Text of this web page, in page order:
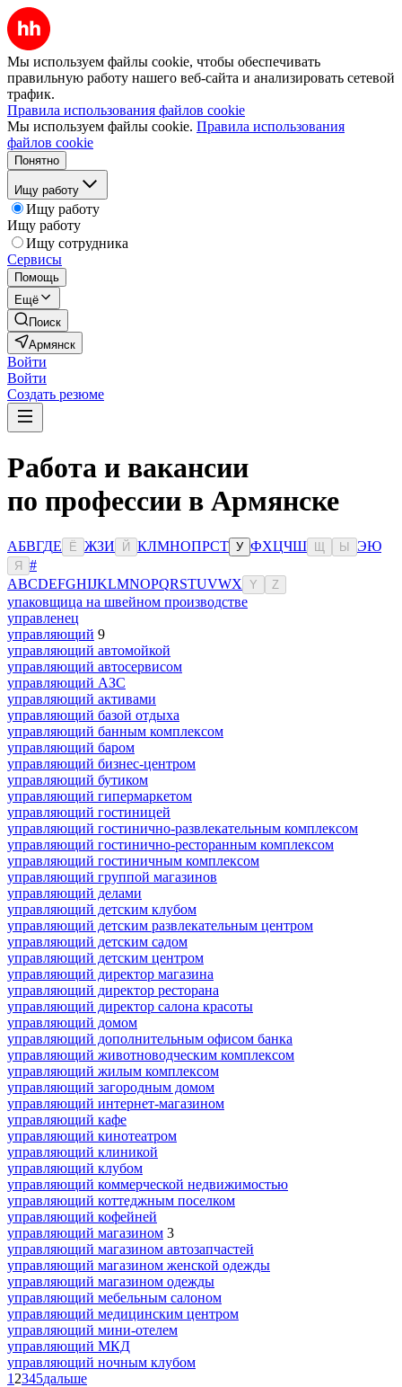
Мы используем файлы cookie, чтобы обеспечивать
правильную работу нашего веб-сайта и анализировать сетевой
трафик.
Правила использования файлов cookie
Мы используем файлы cookie. Правила использования
файлов cookie
Понятно
Ищу работу
Ищу работу
Ищу работу
Ищу сотрудника
Сервисы
Помощь
Ещё
Поиск
Армянск
Войти
Войти
Создать резюме
Работа и вакансии
по профессии в Армянске
АБВГДЕ Ё ЖЗИ Й КЛМНОПРСТ У ФХЦЧШ Ы ЭЮ
Я
#
ABCDEFGHIJKLMNOPQRSTUVWX Y Z
упаковщица на швейном производстве
управленец
управляющий 9
управляющий автомойкой
управляющий автосервисом
управляющий АЗС
управляющий активами
управляющий базой отдыха
управляющий банным комплексом
управляющий баром
управляющий бизнес-центром
управляющий бутиком
управляющий гипермаркетом
управляющий гостиницей
управляющий гостинично-развлекательным комплексом
управляющий гостинично-ресторанным комплексом
управляющий гостиничным комплексом
управляющий группой магазинов
управляющий делами
управляющий детским клубом
управляющий детским развлекательным центром
управляющий детским садом
управляющий детским центром
управляющий директор магазина
управляющий директор ресторана
управляющий директор салона красоты
управляющий домом
управляющий дополнительным офисом банка
управляющий животноводческим комплексом
управляющий жилым комплексом
управляющий загородным домом
управляющий интернет-магазином
управляющий кафе
управляющий кинотеатром
управляющий клиникой
управляющий клубом
управляющий коммерческой недвижимостью
управляющий коттеджным поселком
управляющий кофейней
управляющий магазином 3
управляющий магазином автозапчастей
управляющий магазином женской одежды
управляющий магазином одежды
управляющий мебельным салоном
управляющий медицинским центром
управляющий мини-отелем
управляющий МКД
управляющий ночным клубом
1 2345дальше